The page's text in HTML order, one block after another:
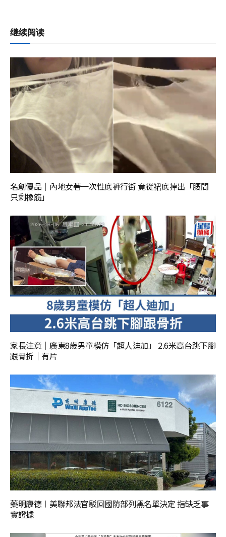
继续阅读
名創優品｜內地女著一次性底褲行街 竟從裙底掉出「腰間
只剩橡筋」
家長注意｜廣東8歲男童模仿「超人迪加」 2.6米高台跳下腳
跟骨折｜有片
藥明康德︱美聯邦法官駁回國防部列黑名單決定 指缺乏事
實證據